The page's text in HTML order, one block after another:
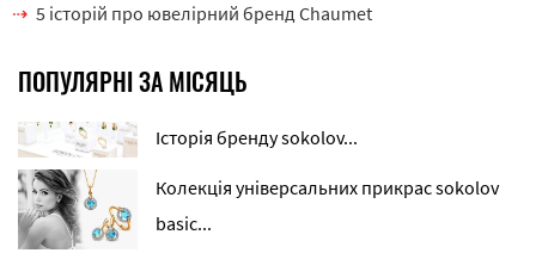
5 історій про ювелірний бренд Chaumet
ПОПУЛЯРНІ ЗА МІСЯЦЬ
Історія бренду sokolov...
Колекція універсальних прикрас sokolov
basic...